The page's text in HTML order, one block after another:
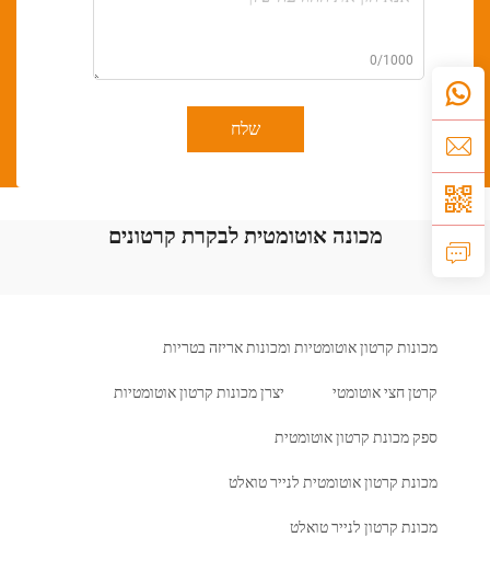
0/1000
שלח
מכונה אוטומטית לבקרת קרטונים
מכונות קרטון אוטומטיות ומכונות אריזה בטריות
קרטן חצי אוטומטי יצרן מכונות קרטון אוטומטיות
ספק מכונת קרטון אוטומטית
מכונת קרטון אוטומטית לנייר טואלט
מכונת קרטון לנייר טואלט